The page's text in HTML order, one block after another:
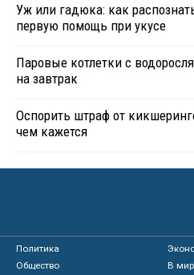
Уж или гадюка: как
первую помощь при укусе
Паровые котлетки с
на завтрак
Оспорить штраф от
чем кажется
Политика
Общество
В